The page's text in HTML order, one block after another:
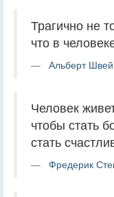
Трагично не
что в
Альберт
Человек
чтобы стать
стать
Фредерик